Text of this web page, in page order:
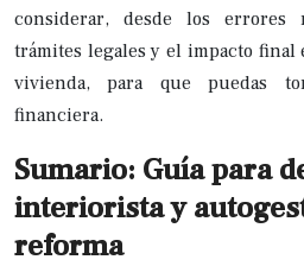
considerar, desde los errores
trámites legales y el impacto
vivienda, para que puedas
financiera.
Sumario: Guía para
interiorista y
reforma